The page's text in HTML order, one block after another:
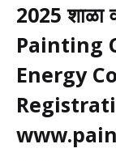
2025 शाळा
Painting
Energy